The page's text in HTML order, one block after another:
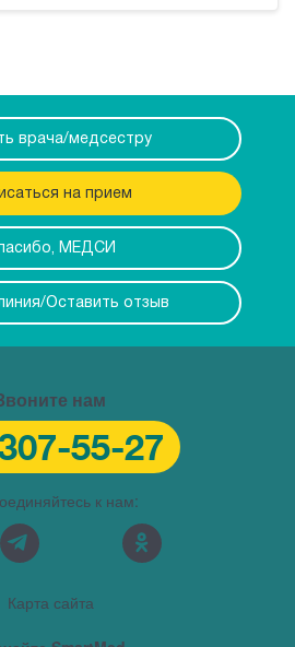
врача/медсестру
на прием
МЕДСИ
Оставить отзыв
нам
55-27
к нам:
Карта сайта